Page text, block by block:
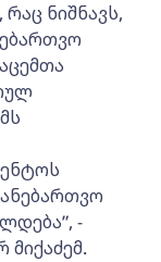
ნიშნავს,
-